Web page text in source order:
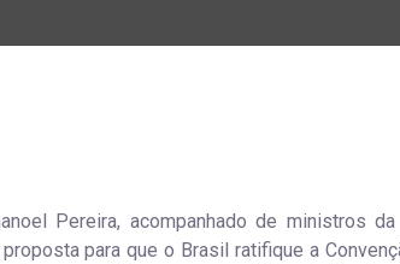
Pereira, acompanhado de ministros
para que o Brasil ratifique a